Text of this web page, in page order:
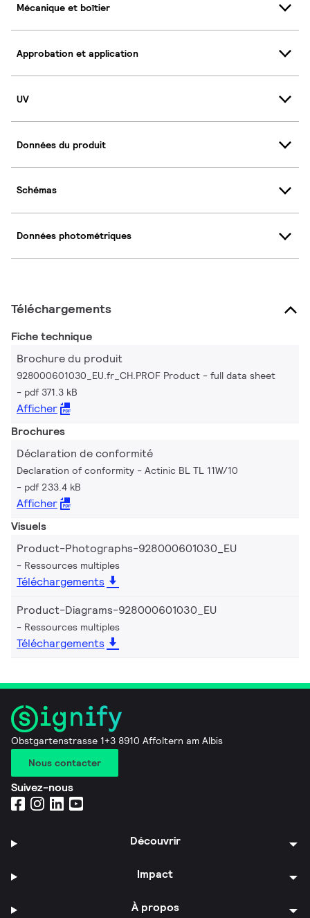
Mécanique et boîtier
Approbation et application
UV
Données du produit
Schémas
Données photométriques
Téléchargements
Fiche technique
Brochure du produit
928000601030_EU.fr_CH.PROF Product - full data sheet
pdf 371.3 kB
Afficher
Brochures
Déclaration de conformité
Declaration of conformity - Actinic BL TL 11W/10
pdf 233.4 kB
Afficher
Visuels
Product-Photographs-928000601030_EU
Ressources multiples
Téléchargements
Product-Diagrams-928000601030_EU
Ressources multiples
Téléchargements
Obstgartenstrasse 1+3 8910 Affoltern am Albis
Nous contacter
Suivez-nous
Découvrir
Impact
À propos